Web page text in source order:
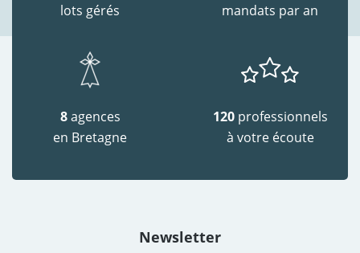
lots gérés
mandats par an
8agences
en Bretagne
120 professionnels
à votre écoute
Newsletter